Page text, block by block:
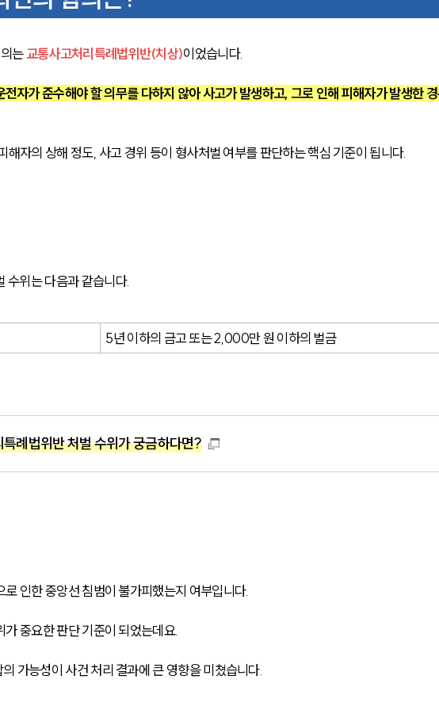
는 교통사고처리특례법위반(치상)이었습니다.
전자가 준수해야 할 의무를 다하지 않아 사고가 발생하고, 그로 인해 피해자가 발생한
해자의 상해 정도, 사고 경위 등이 형사처벌 여부를 판단하는 핵심 기준이 됩니다.
위는 다음과 같습니다.
5년 이하의 금고 또는 2,000만 원 이하의 벌금
례법위반 처벌 수위가 궁금하다면?
인한 중앙선 침범이 불가피했는지 여부입니다.
중요한 판단 기준이 되었는데요.
가능성이 사건 처리 결과에 큰 영향을 미쳤습니다.